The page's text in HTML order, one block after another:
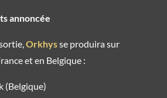
annoncée
Orkhysse produira sur
et en Belgique :
(Belgique)